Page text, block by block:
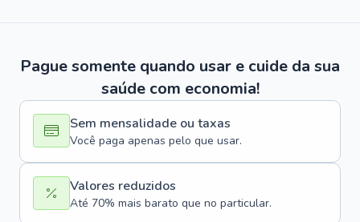
Pague somente quando usar e cuide da sua
saúde com economia!
Sem mensalidade ou taxas
Você paga apenas pelo que usar.
Valores reduzidos
Até 70% mais barato que no particular.